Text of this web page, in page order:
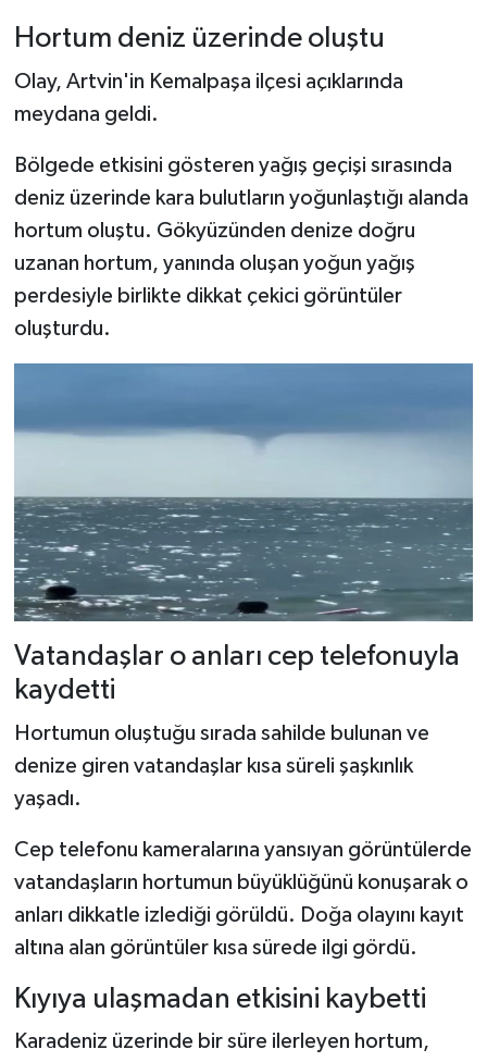
Hortum deniz üzerinde oluştu
Olay, Artvin'in Kemalpaşa ilçesi açıklarında
meydana geldi.
Bölgede etkisini gösteren yağış geçişi sırasında
deniz üzerinde kara bulutların yoğunlaştığı alanda
hortum oluştu. Gökyüzünden denize doğru
uzanan hortum, yanında oluşan yoğun yağış
perdesiyle birlikte dikkat çekici görüntüler
oluşturdu.
Vatandaşlar o anları cep telefonuyla
kaydetti
Hortumun oluştuğu sırada sahilde bulunan ve
denize giren vatandaşlar kısa süreli şaşkınlık
yaşadı.
Cep telefonu kameralarına yansıyan görüntülerde
vatandaşların hortumun büyüklüğünü konuşarak o
anları dikkatle izlediği görüldü. Doğa olayını kayıt
altına alan görüntüler kısa sürede ilgi gördü.
Kıyıya ulaşmadan etkisini kaybetti
Karadeniz üzerinde bir süre ilerleyen hortum,
Karadeniz Haberleri
Ulusal Haberler
Teknoloji Haberleri
Siyaset Haberleri